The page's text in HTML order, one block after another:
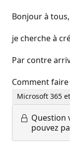
Bonjour à tous,
je cherche à
Par contre
Comment faire
Microsoft 365
Question
pouvez